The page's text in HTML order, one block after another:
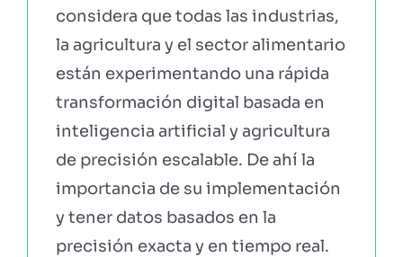
considera que todas las industrias,
la agricultura y el sector alimentario
están experimentando una rápida
transformación digital basada en
inteligencia artificial y agricultura
de precisión escalable. De ahí la
importancia de su implementación
y tener datos basados en la
precisión exacta y en tiempo real.